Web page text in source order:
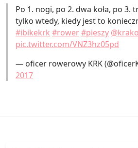
Po 1. nogi, po 2. dwa koła, po 3.
tylko wtedy, kiedy jest to
#ibikekrk #rower#pieszy
pic.twitter.com/VNZ3hz05pd
— oficer rowerowy KRK
2017